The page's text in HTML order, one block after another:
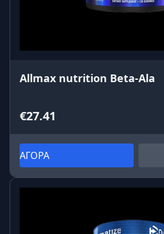
Allmax nutrition Beta-Ala
€27.41
ΑΓΟΡΑ